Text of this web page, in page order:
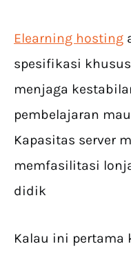
Elearning hosting
spesifikasi
menjaga
pembelajaran
Kapasitas server
memfasilitasi
didik
Kalau ini pertama